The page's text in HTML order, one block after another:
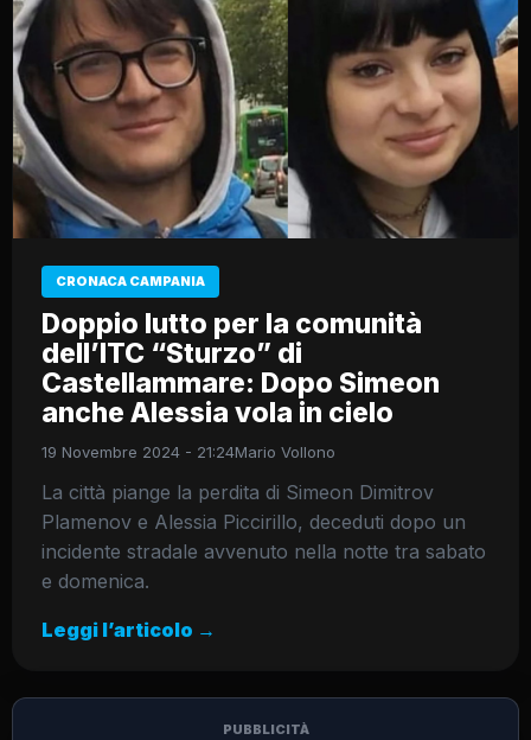
CRONACA CAMPANIA
Doppio lutto per la comunità
dell’ITC “Sturzo” di
Castellammare: Dopo Simeon
anche Alessia vola in cielo
19 Novembre 2024 - 21:24Mario Vollono
La città piange la perdita di Simeon Dimitrov
Plamenov e Alessia Piccirillo, deceduti dopo un
incidente stradale avvenuto nella notte tra sabato
e domenica.
Leggi l’articolo →
PUBBLICITÀ